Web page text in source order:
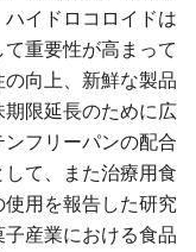
イドロコロイドは
重要性が高まって
向上、新鮮な製品
限延長のために広
フリーパンの配合
て、また治療用食
用を報告した研究
産業における食品